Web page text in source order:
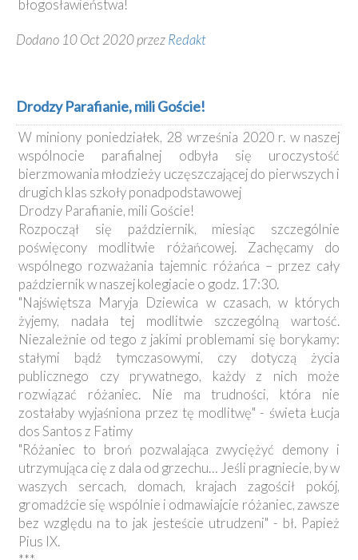
błogosławieństwa!
Dodano 10 Oct 2020 przezRedakt
Drodzy Parafianie, mili Goście!
W miniony poniedziałek, 28 września 2020 r. w naszej
wspólnocie parafialnej odbyła się uroczystość
bierzmowania młodzieży uczęszczającej do pierwszych i
drugich klas szkoły ponadpodstawowej
Drodzy Parafianie, mili Goście!
Rozpoczął się październik, miesiąc szczególnie
poświęcony modlitwie różańcowej. Zachęcamy do
wspólnego rozważania tajemnic różańca – przez cały
październik w naszej kolegiacie o godz. 17:30.
"Najświętsza Maryja Dziewica w czasach, w których
żyjemy, nadała tej modlitwie szczególną wartość.
Niezależnie od tego z jakimi problemami się borykamy:
stałymi bądź tymczasowymi, czy dotyczą życia
publicznego czy prywatnego, każdy z nich może
rozwiązać różaniec. Nie ma trudności, która nie
zostałaby wyjaśniona przez tę modlitwę" - świeta Łucja
dos Santos z Fatimy
"Różaniec to broń pozwalająca zwyciężyć demony i
utrzymująca cię z dala od grzechu… Jeśli pragniecie, by w
waszych sercach, domach, krajach zagościł pokój,
gromadźcie się wspólnie i odmawiajcie różaniec, zawsze
bez względu na to jak jesteście utrudzeni" - bł. Papież
Pius IX.